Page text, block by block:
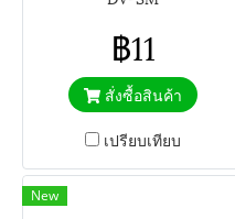
฿11
สั่งซื้อสินค้า
เปรียบเทียบ
New